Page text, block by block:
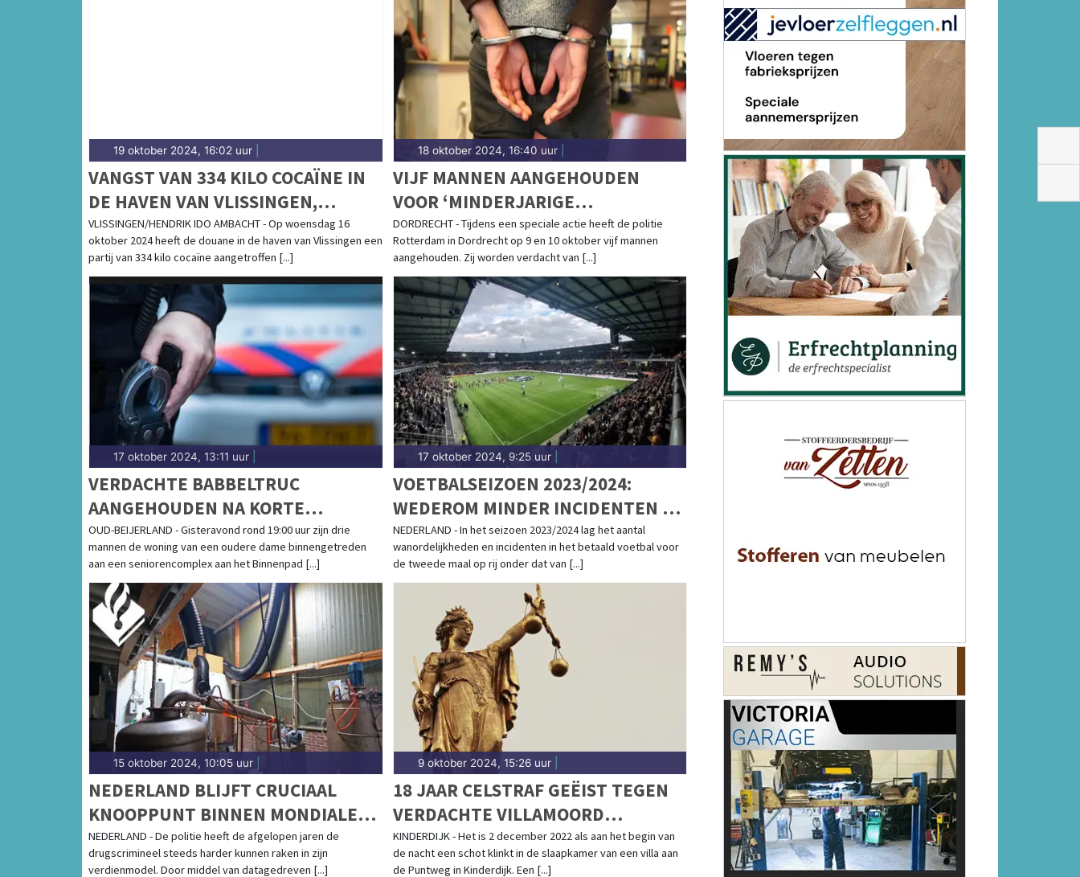
19 oktober 2024, 16:02 uur
VANGST VAN 334 KILO COCAÏNE IN
DE HAVEN VAN VLISSINGEN,
AANHOUDING IN HENDRIK IDO
AMBACHT
VLISSINGEN/HENDRIK IDO AMBACHT - Op woensdag 16
oktober 2024 heeft de douane in de haven van Vlissingen een
partij van 334 kilo cocaïne aangetroffen [...]
18 oktober 2024, 16:40 uur|
VIJF MANNEN AANGEHOUDEN
VOOR ‘MINDERJARIGE
JONGENSPROSTITUTIE'
DORDRECHT - Tijdens een speciale actie heeft de politie
Rotterdam in Dordrecht op 9 en 10 oktober vijf mannen
aangehouden. Zij worden verdacht van [...]
17 oktober 2024, 13:11 uur
VERDACHTE BABBELTRUC
AANGEHOUDEN NA KORTE
ACHTERVOLGING
OUD-BEIJERLAND - Gisteravond rond 19:00 uur zijn drie
mannen de woning van een oudere dame binnengetreden
aan een seniorencomplex aan het Binnenpad [...]
17 oktober 2024, 9:25 uur|
VOETBALSEIZOEN 2023/2024:
WEDEROM MINDER INCIDENTEN EN
RELATIEF MEER ZAKEN VOOR
RECHTER GEBRACHT
NEDERLAND - In het seizoen 2023/2024 lag het aantal
wanordelijkheden en incidenten in het betaald voetbal voor
de tweede maal op rij onder dat van [...]
15 oktober 2024, 10:05 uur
NEDERLAND BLIJFT CRUCIAAL
KNOOPPUNT BINNEN MONDIALE
DRUGSMARKT
NEDERLAND - De politie heeft de afgelopen jaren de
drugscrimineel steeds harder kunnen raken in zijn
verdienmodel. Door middel van datagedreven [...]
9 oktober 2024, 15:26 uur|
18 JAAR CELSTRAF GEËIST TEGEN
VERDACHTE VILLAMOORD
KINDERDIJK
KINDERDIJK - Het is 2 december 2022 als aan het begin van
de nacht een schot klinkt in de slaapkamer van een villa aan
de Puntweg in Kinderdijk. Een [...]